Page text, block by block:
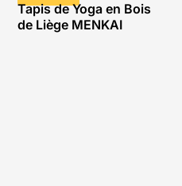
Tapis de Yoga en Bois
de Liège MENKAI